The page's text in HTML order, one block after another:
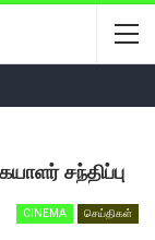
சந்திப்பு
CINEMA செய்திகள்